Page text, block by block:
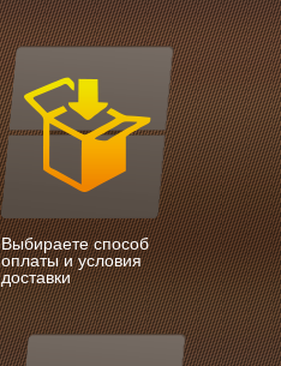
Выбираете способ
оплаты и условия
доставки